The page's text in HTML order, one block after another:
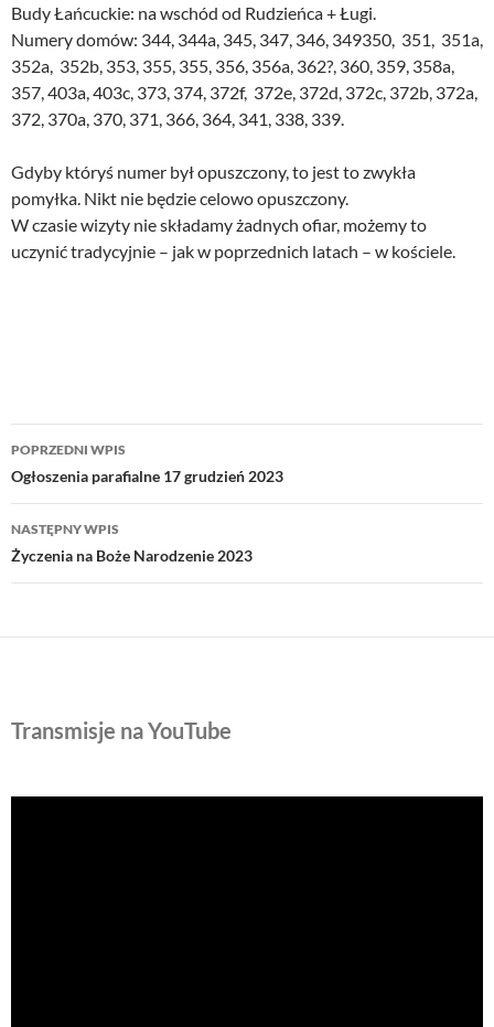
Budy Łańcuckie: na wschód od Rudzieńca + Ługi.
Numery domów: 344, 344a, 345, 347, 346, 349350, 351, 351a,
352a, 352b, 353, 355, 355, 356, 356a, 362?, 360, 359, 358a,
357, 403a, 403c, 373, 374, 372f, 372e, 372d, 372c, 372b, 372a,
372, 370a, 370, 371, 366, 364, 341, 338, 339.
Gdyby któryś numer był opuszczony, to jest to zwykła
pomyłka. Nikt nie będzie celowo opuszczony.
W czasie wizyty nie składamy żadnych ofiar, możemy to
uczynić tradycyjnie – jak w poprzednich latach – w kościele.
Nawigacja
wpisu
POPRZEDNI WPIS
Ogłoszenia parafialne 17 grudzień 2023
NASTĘPNY WPIS
Życzenia na Boże Narodzenie 2023
Transmisje na YouTube